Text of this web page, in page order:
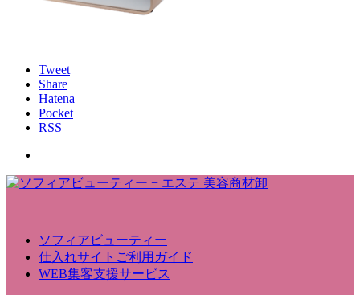
Tweet
Share
Hatena
Pocket
RSS
ソフィアビューティー
仕入れサイトご利用ガイド
WEB集客支援サービス